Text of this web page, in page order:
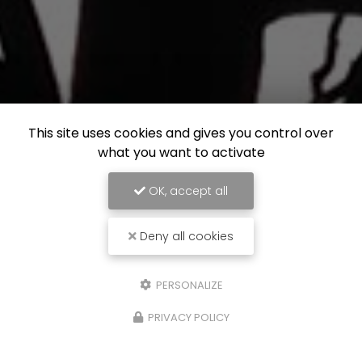
This site uses cookies and gives you control over
what you want to activate
OK, accept all
Deny all cookies
PERSONALIZE
PRIVACY POLICY